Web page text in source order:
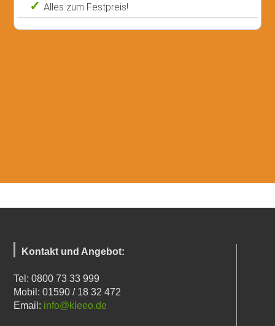
Alles zum Festpreis!
Kontakt und Angebot:
Tel: 0800 73 33 999
Mobil: 01590 / 18 32 472
Email: info@kleeo.de